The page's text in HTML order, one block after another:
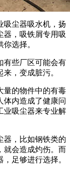
吸尘器吸水机，扬
器，吸铁屑专用吸
选择。
有些厂区可能会有
，变成脏污。
量的物件中的有毒
体内造成了健康问
业吸尘器来专业解
，比如钢铁类的
就会造成灼伤。而
足够进行选择。